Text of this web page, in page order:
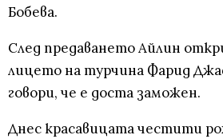
Бобева.
След предаването Айлин
лицето на турчина Фарид
говори, че е доста заможен.
Днес красавицата честити